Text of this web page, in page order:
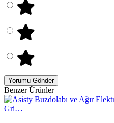
Yorumu Gönder
Benzer Ürünler